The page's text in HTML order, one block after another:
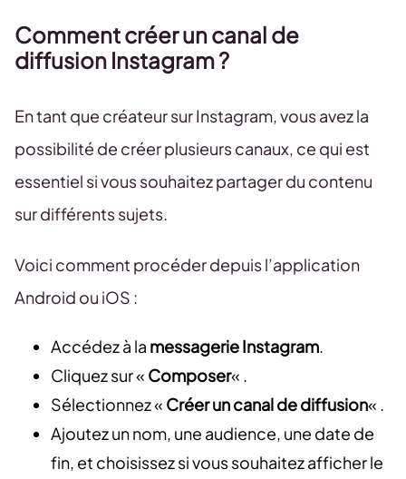
Comment créer un canal de
diffusion Instagram ?
En tant que créateur sur Instagram, vous avez la
possibilité de créer plusieurs canaux, ce qui est
essentiel si vous souhaitez partager du contenu
sur différents sujets.
Voici comment procéder depuis l’application
Android ou iOS :
Accédez à la messagerie Instagram.
Cliquez sur « Composer« .
Sélectionnez « Créer un canal de diffusion« .
Ajoutez un nom, une audience, une date de
fin, et choisissez si vous souhaitez afficher le